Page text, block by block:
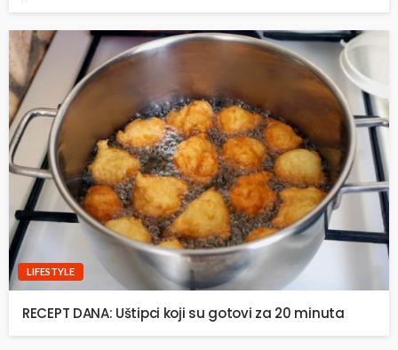
LIFESTYLE
RECEPT DANA: Uštipci koji su gotovi za 20 minuta